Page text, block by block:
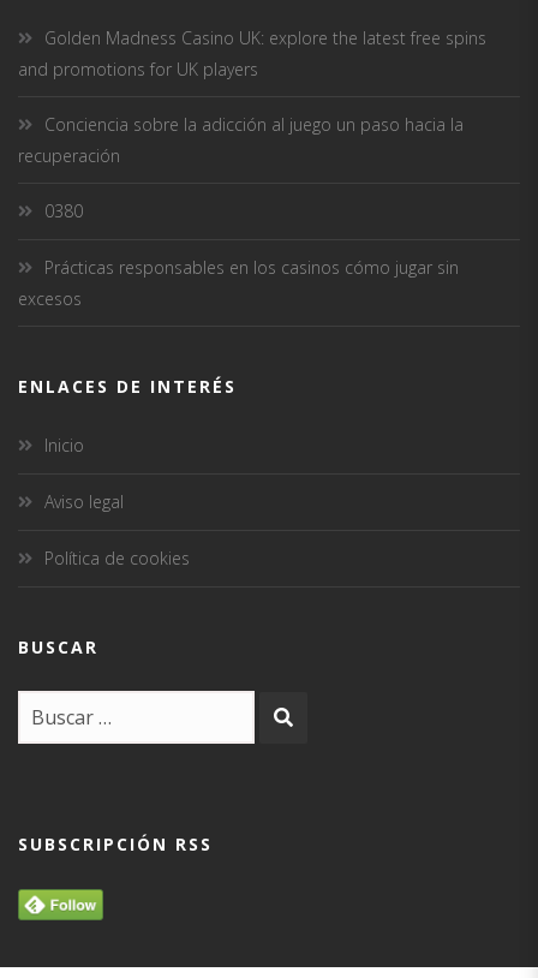
Golden Madness Casino UK: explore the latest free spins
and promotions for UK players
Conciencia sobre la adicción al juego un paso hacia la
recuperación
0380
Prácticas responsables en los casinos cómo jugar sin
excesos
ENLACES DE INTERÉS
Inicio
Aviso legal
Política de cookies
BUSCAR
SUBSCRIPCIÓN RSS